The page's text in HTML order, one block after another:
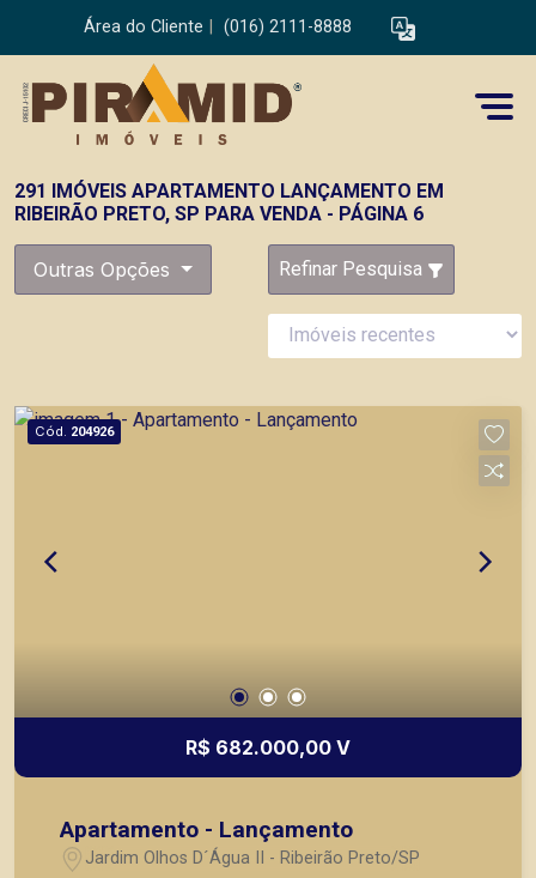
Área do Cliente (016) 2111-8888
291 IMÓVEIS APARTAMENTO LANÇAMENTO EM
RIBEIRÃO PRETO, SP PARA VENDA - PÁGINA 6
Outras Opções Refinar Pesquisa
Cód. 204926
R$ 682.000,00 V
Apartamento - Lançamento
Jardim Olhos D´Água II - Ribeirão Preto/SP